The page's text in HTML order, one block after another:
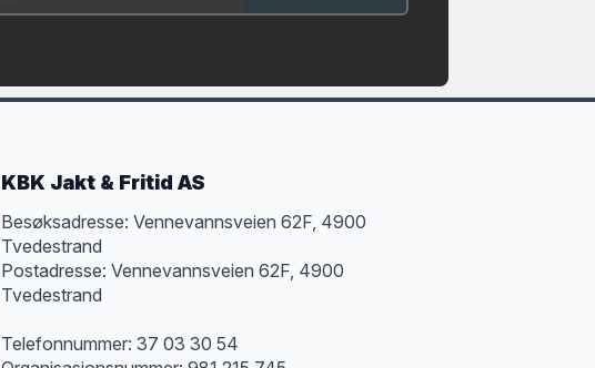
KBK Jakt & Fritid AS
Besøksadresse: Vennevannsveien 62F, 4900
Tvedestrand
Postadresse: Vennevannsveien 62F, 4900
Tvedestrand
Telefonnummer: 37 03 30 54